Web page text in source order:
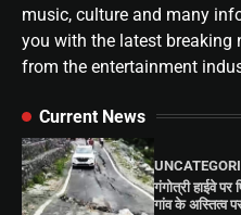
music, culture and many
you with the latest breaking
from the entertainment
Current News
गंगोत्री हाईवे
गांव के अस्तित्व